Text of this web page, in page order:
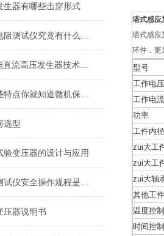
生器有哪些击穿形式
数字接地电阻测试仪究竟有什么作用呢？
ZGF-B智能直流高压发生器技术特点
了解了这些特点你就知道微机保护综合测试仪有多么出色了
选型
验变压器的设计与应用
回路电阻测试仪安全操作规程是怎样的?
压器说明书
塔式感
塔式感应
环件，更
型号
工作电压
工作电流
功率
工件内
zui大工
zui大工
zui大轴
其他工
温度控
时间控